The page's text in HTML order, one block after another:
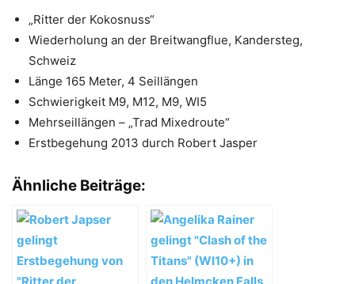
„Ritter der Kokosnuss“
Wiederholung an der Breitwangflue, Kandersteg,
Schweiz
Länge 165 Meter, 4 Seillängen
Schwierigkeit M9, M12, M9, WI5
Mehrseillängen – „Trad Mixedroute“
Erstbegehung 2013 durch Robert Jasper
Ähnliche Beiträge: